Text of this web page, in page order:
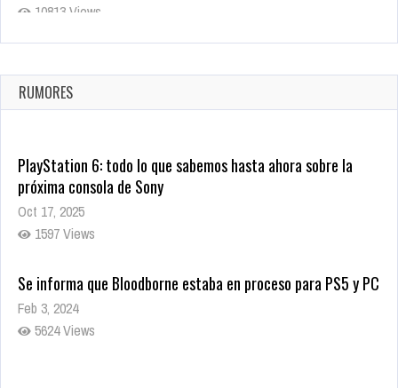
10813 Views
La configuración de Call of Duty 2021 aparentemente ya fue
Ago 8, 2021
9995 Views
RUMORES
PlayStation 6: todo lo que sabemos hasta ahora sobre la
próxima consola de Sony
Oct 17, 2025
1597 Views
Se informa que Bloodborne estaba en proceso para PS5 y PC
Feb 3, 2024
5624 Views